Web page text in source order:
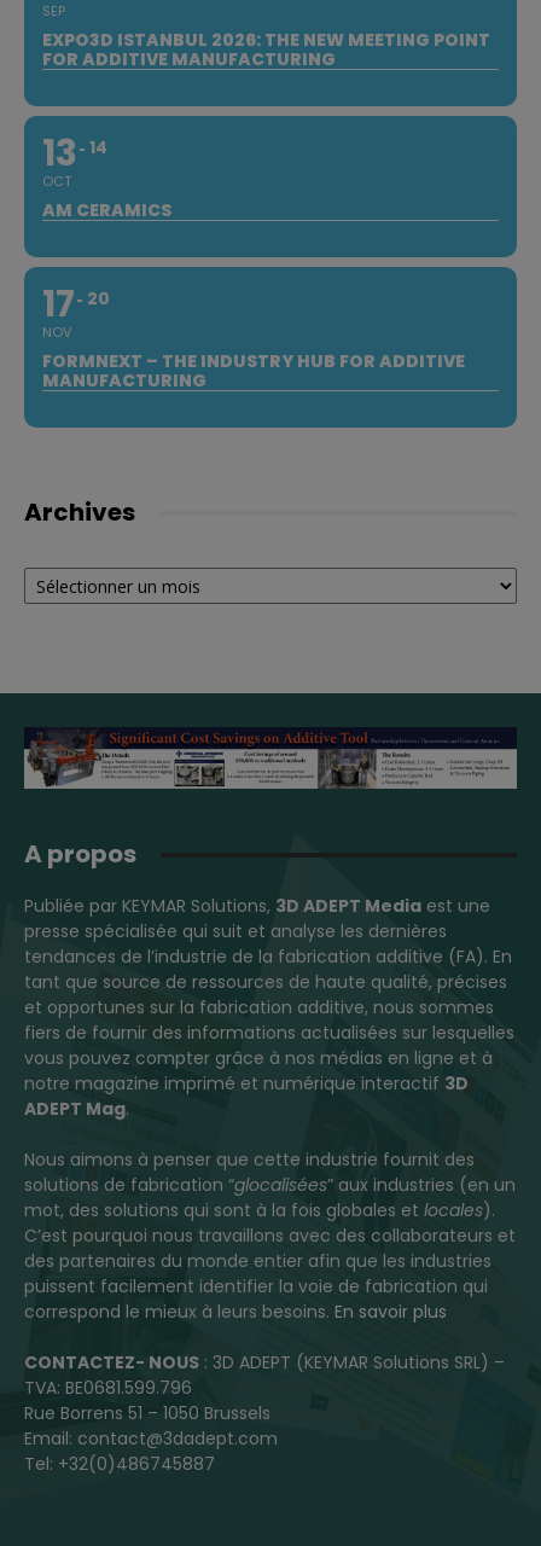
SEP
EXPO3D ISTANBUL 2026: THE NEW MEETING POINT
FOR ADDITIVE MANUFACTURING
13
OCT
14
AM CERAMICS
17
NOV
20
FORMNEXT – THE INDUSTRY HUB FOR ADDITIVE
MANUFACTURING
Archives
Archives
A propos
Publiée par KEYMAR Solutions, 3D ADEPT Media est une
presse spécialisée qui suit et analyse les dernières
tendances de l’industrie de la fabrication additive (FA). En
tant que source de ressources de haute qualité, précises
et opportunes sur la fabrication additive, nous sommes
fiers de fournir des informations actualisées sur lesquelles
vous pouvez compter grâce à nos médias en ligne et à
notre magazine imprimé et numérique interactif 3D
ADEPT Mag.
Nous aimons à penser que cette industrie fournit des
solutions de fabrication “glocalisées” aux industries (en un
mot, des solutions qui sont à la fois globales et locales).
C’est pourquoi nous travaillons avec des collaborateurs et
des partenaires du monde entier afin que les industries
puissent facilement identifier la voie de fabrication qui
correspond le mieux à leurs besoins. En savoir plus
CONTACTEZ- NOUS : 3D ADEPT (KEYMAR Solutions SRL) –
TVA: BE0681.599.796
Rue Borrens 51 – 1050 Brussels
Email: contact@3dadept.com
Tel: +32(0)486745887